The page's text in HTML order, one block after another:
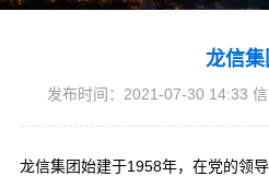
龙信集
发布时间：2021-07-30 14:33
龙信集团始建于1958年，在党的领